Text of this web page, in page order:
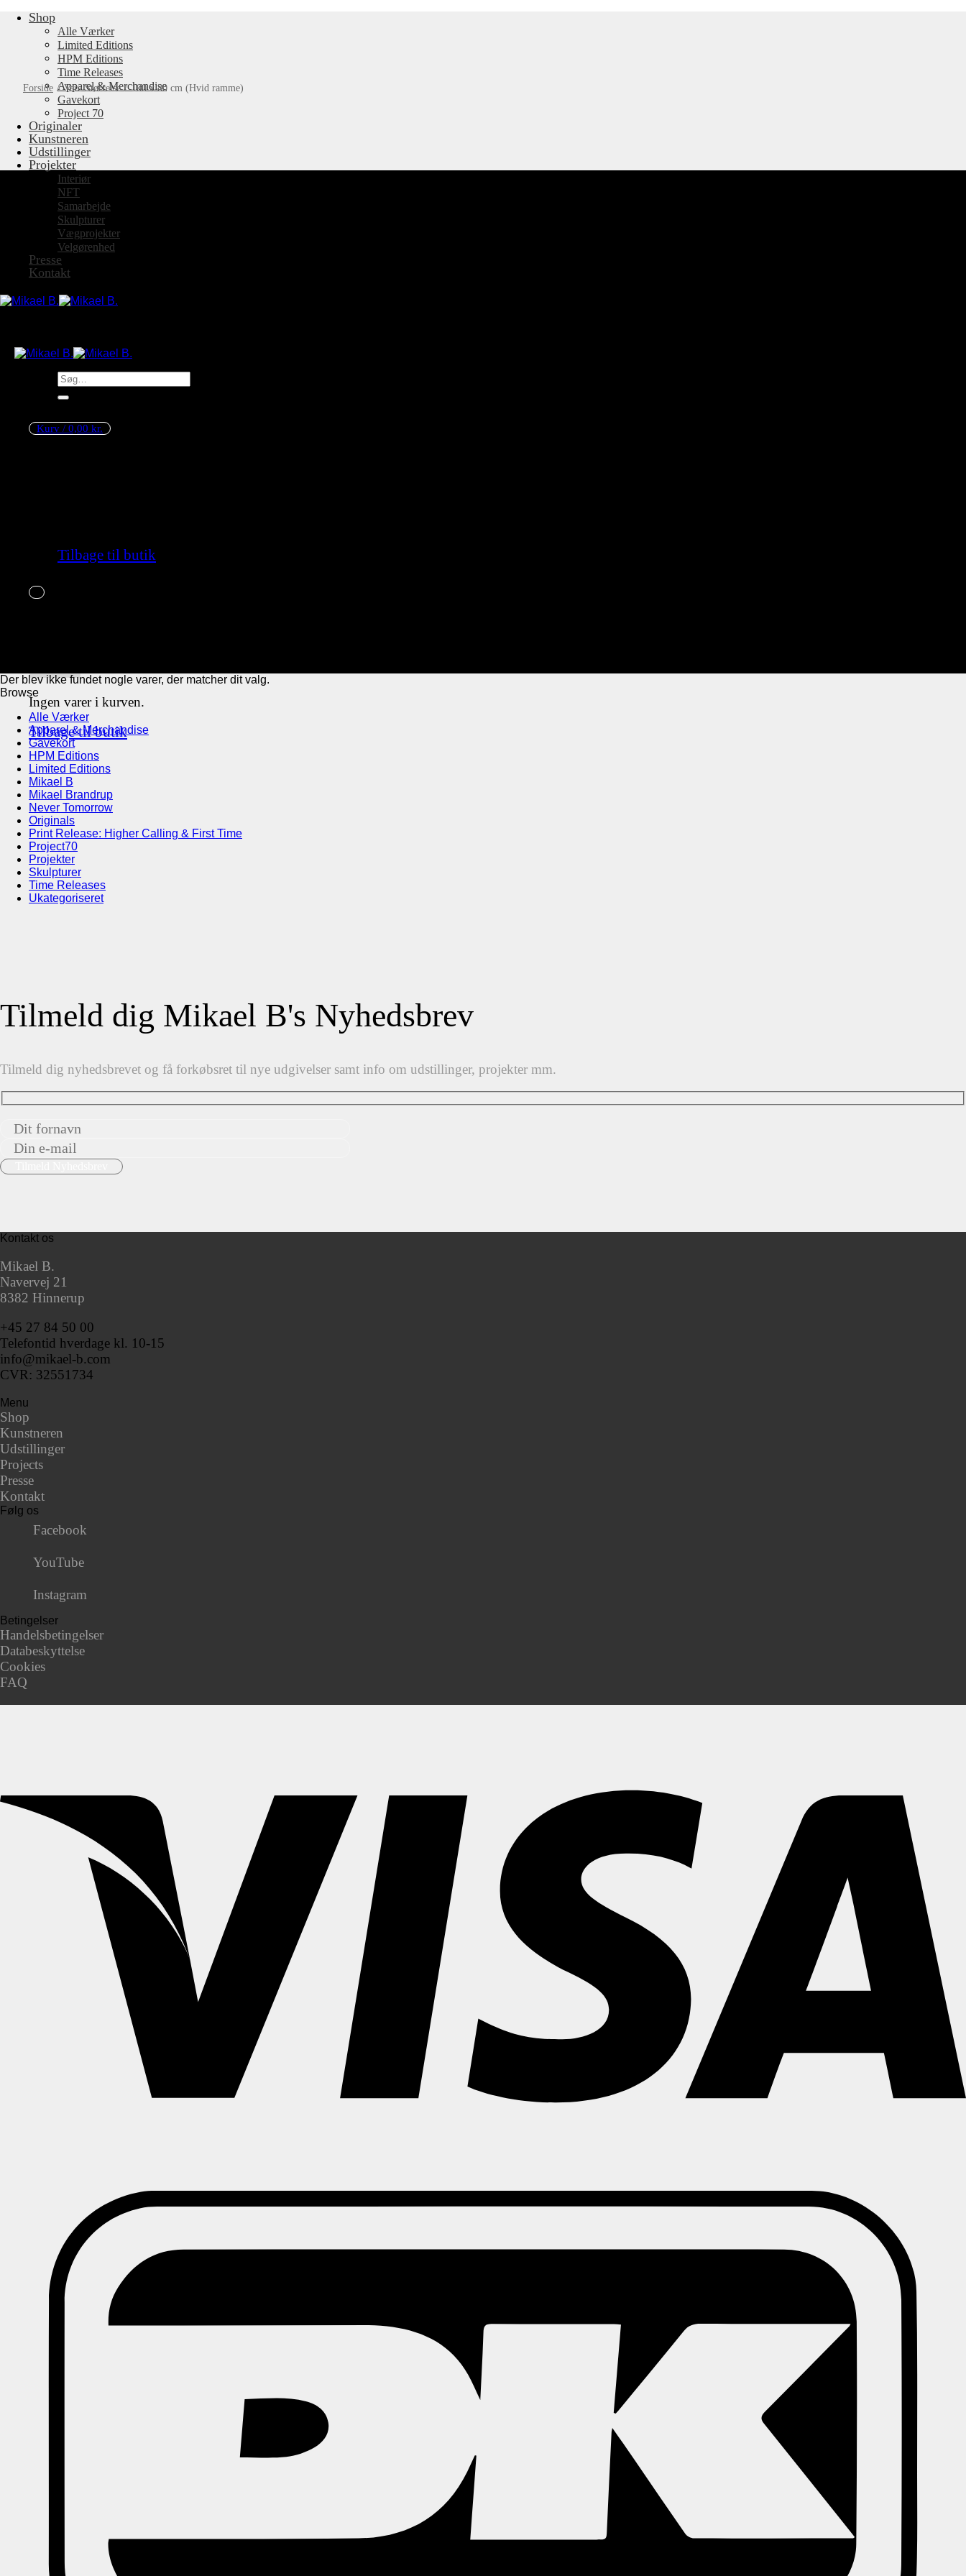
FortsætShop
Alle Værker
Limited Editions
HPM Editions
Time Releases
Apparel & Merchandise
Gavekort
Project 70
Originaler
Kunstneren
Udstillinger
Projekter
Interiør
NFT
Samarbejde
Skulpturer
Vægprojekter
Velgørenhed
Presse
Kontakt
Søg
efter:
Kurv / 0,00 kr.
Tilbage til butik
Ingen varer i kurven.
Tilbage til butik
Forside /Vare Størrelse/100 x 80 cm (Hvid ramme)
Der blev ikke fundet nogle varer, der matcher dit valg.
Browse
Alle Værker
Apparel & Merchandise
Gavekort
HPM Editions
Limited Editions
Mikael B
Mikael Brandrup
Never Tomorrow
Originals
Print Release: Higher Calling & First Time
Project70
Projekter
Skulpturer
Time Releases
Ukategoriseret
Tilmeld dig Mikael B's Nyhedsbrev
Tilmeld dig nyhedsbrevet og få forkøbsret til nye udgivelser samt info om udstillinger, projekter mm.
Kontakt os
Mikael B.
Navervej 21
8382 Hinnerup
+45 27 84 50 00
Telefontid hverdage kl. 10-15
info@mikael-b.com
CVR: 32551734
Menu
Shop
Kunstneren
Udstillinger
Projects
Presse
Kontakt
Følg os
Facebook
YouTube
Instagram
Betingelser
Handelsbetingelser
Databeskyttelse
Cookies
FAQ